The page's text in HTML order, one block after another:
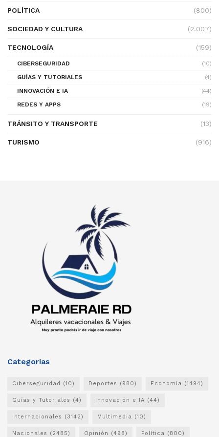
POLÍTICA (800)
SOCIEDAD Y CULTURA (2.007)
TECNOLOGÍA (159)
CIBERSEGURIDAD
(10)
GUÍAS Y TUTORIALES
(4)
INNOVACIÓN E IA
(44)
REDES Y APPS
(19)
TRÁNSITO Y TRANSPORTE (13)
TURISMO (916)
Categorias
Ciberseguridad (10) Deportes (980) Economía (1494)
Guías y Tutoriales (4) Innovación e IA (44)
Internacionales (3142) Multimedia (10)
Nacionales (2485) Opinión (498) Política (800)